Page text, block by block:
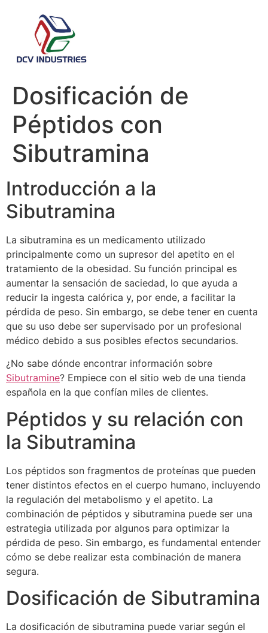
Dosificación de
Péptidos con
Sibutramina
Introducción a la
Sibutramina
La sibutramina es un medicamento utilizado
principalmente como un supresor del apetito en el
tratamiento de la obesidad. Su función principal es
aumentar la sensación de saciedad, lo que ayuda a
reducir la ingesta calórica y, por ende, a facilitar la
pérdida de peso. Sin embargo, se debe tener en cuenta
que su uso debe ser supervisado por un profesional
médico debido a sus posibles efectos secundarios.
¿No sabe dónde encontrar información sobre
Sibutramine? Empiece con el sitio web de una tienda
española en la que confían miles de clientes.
Péptidos y su relación con
la Sibutramina
Los péptidos son fragmentos de proteínas que pueden
tener distintos efectos en el cuerpo humano, incluyendo
la regulación del metabolismo y el apetito. La
combinación de péptidos y sibutramina puede ser una
estrategia utilizada por algunos para optimizar la
pérdida de peso. Sin embargo, es fundamental entender
cómo se debe realizar esta combinación de manera
segura.
Dosificación de Sibutramina
La dosificación de sibutramina puede variar según el